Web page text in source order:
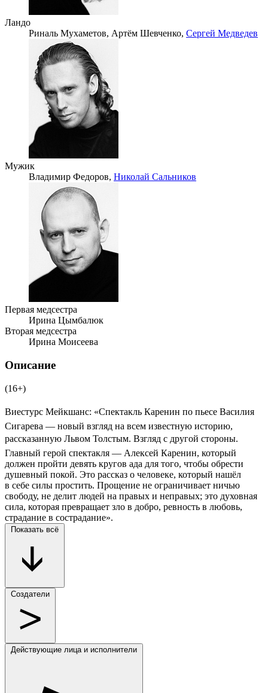
Ландо
Риналь Мухаметов, Артём Шевченко, Сергей Медведев
Мужик
Владимир Федоров, Николай Сальников
Первая медсестра
Ирина Цымбалюк
Вторая медсестра
Ирина Моисеева
Описание
(16+)
Виестурс Мейкшанс: «Спектакль Каренин по пьесе Василия
Сигарева — новый взгляд на всем известную историю,
рассказанную Львом Толстым. Взгляд с другой стороны.
Главный герой спектакля — Алексей Каренин, который
должен пройти девять кругов ада для того, чтобы обрести
душевный покой. Это рассказ о человеке, который нашёл
в себе силы простить. Прощение не ограничивает ничью
свободу, не делит людей на правых и неправых; это духовная
сила, которая превращает зло в добро, ревность в любовь,
страдание в сострадание».
Показать всё
Создатели
Действующие лица и исполнители